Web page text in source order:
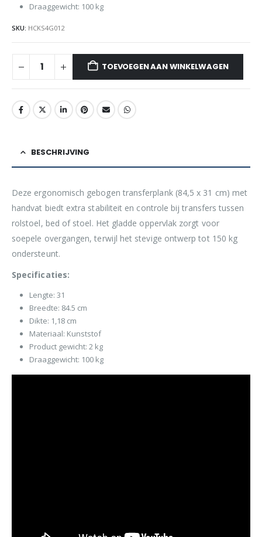
Draaggewicht: 100 kg
SKU: HCKS4G012
TOEVOEGEN AAN WINKELWAGEN
BESCHRIJVING
Deze ergonomisch gebogen transferplank (84,5 x 31 cm) met
handvat biedt extra stabiliteit en controle bij transfers tussen
rolstoel, bed of stoel. Het gladde oppervlak zorgt voor
soepele overgangen, terwijl het stevige ontwerp tot 150 kg
ondersteunt.
Specificaties:
Lengte: 31
Breedte: 84.5 cm
Dikte: 1,18 cm
Materiaal: Kunststof
Product gewicht: 2 kg
Draaggewicht: 100 kg